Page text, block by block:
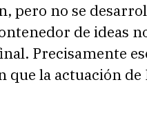
pero no se
de ideas
Precisamente
la actuación de